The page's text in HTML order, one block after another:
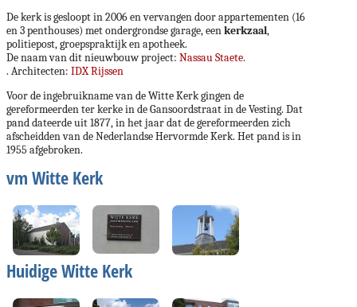
De kerk is gesloopt in 2006 en vervangen door appartementen (16
en 3 penthouses) met ondergrondse garage, eenkerkzaal,
politiepost, groepspraktijk en apotheek.
De naam van dit nieuwbouw project: Nassau Staete.
. Architecten: IDX Rijssen
Voor de ingebruikname van de Witte Kerk gingen de
gereformeerden ter kerke in de Gansoordstraat in de Vesting. Dat
pand dateerde uit 1877, in het jaar dat de gereformeerden zich
afscheidden van de Nederlandse Hervormde Kerk. Het pand is in
1955 afgebroken.
vm Witte Kerk
Huidige Witte Kerk